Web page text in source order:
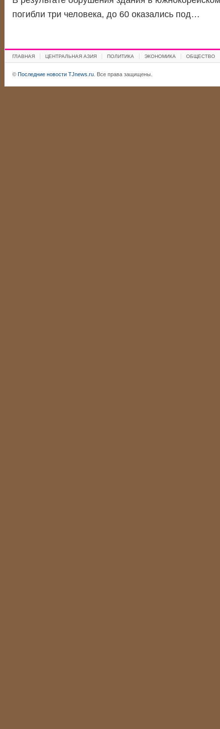
погибли три человека, до 60 оказались под…
ГЛАВНАЯ ЦЕНТРАЛЬНАЯ АЗИЯ ПОЛИТИКА ЭКОНОМИКА ОБЩЕСТВО
© Последние новости TJnews.ru. Все права защищены.